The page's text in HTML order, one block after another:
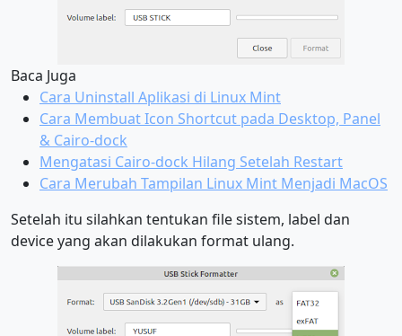
Baca Juga
Cara Uninstall Aplikasi di Linux Mint
Cara Membuat Icon Shortcut pada Desktop, Panel
& Cairo-dock
Mengatasi Cairo-dock Hilang Setelah Restart
Cara Merubah Tampilan Linux Mint Menjadi MacOS
Setelah itu silahkan tentukan file sistem, label dan
device yang akan dilakukan format ulang.